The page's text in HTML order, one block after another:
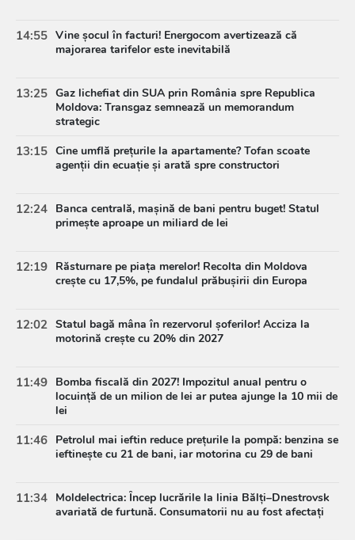
14:55 Vine șocul în facturi! Energocom avertizează că
majorarea tarifelor este inevitabilă
13:25 Gaz lichefiat din SUA prin România spre Republica
Moldova: Transgaz semnează un memorandum
strategic
13:15 Cine umflă prețurile la apartamente? Tofan scoate
agenții din ecuație și arată spre constructori
12:24 Banca centrală, mașină de bani pentru buget! Statul
primește aproape un miliard de lei
12:19 Răsturnare pe piața merelor! Recolta din Moldova
crește cu 17,5%, pe fundalul prăbușirii din Europa
12:02 Statul bagă mâna în rezervorul șoferilor! Acciza la
motorină crește cu 20% din 2027
11:49 Bomba fiscală din 2027! Impozitul anual pentru o
locuință de un milion de lei ar putea ajunge la 10 mii de
lei
11:46 Petrolul mai ieftin reduce prețurile la pompă: benzina se
ieftinește cu 21 de bani, iar motorina cu 29 de bani
11:34 Moldelectrica: Încep lucrările la linia Bălți–Dnestrovsk
avariată de furtună. Consumatorii nu au fost afectați